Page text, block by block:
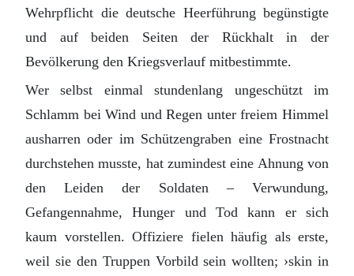
Wehrpflicht die deutsche Heerführung begünstigte
und auf beiden Seiten der Rückhalt in der
Bevölkerung den Kriegsverlauf mitbestimmte.
Wer selbst einmal stundenlang ungeschützt im
Schlamm bei Wind und Regen unter freiem Himmel
ausharren oder im Schützengraben eine Frostnacht
durchstehen musste, hat zumindest eine Ahnung von
den Leiden der Soldaten – Verwundung,
Gefangennahme, Hunger und Tod kann er sich
kaum vorstellen. Offiziere fielen häufig als erste,
weil sie den Truppen Vorbild sein wollten; ›skin in